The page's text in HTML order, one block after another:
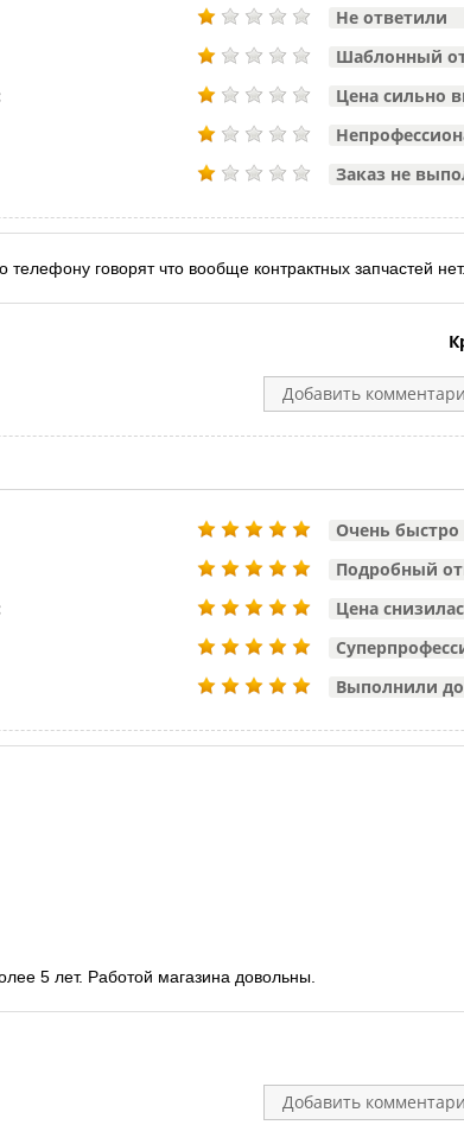
Не ответили
Шаблонный
Цена сильно
Заказ не
телефону говорят что вообще контрактных запчастей нет.
Добавить
Очень быстро
Подробный
Цена
Выполнили
5 лет. Работой магазина довольны.
Добавить